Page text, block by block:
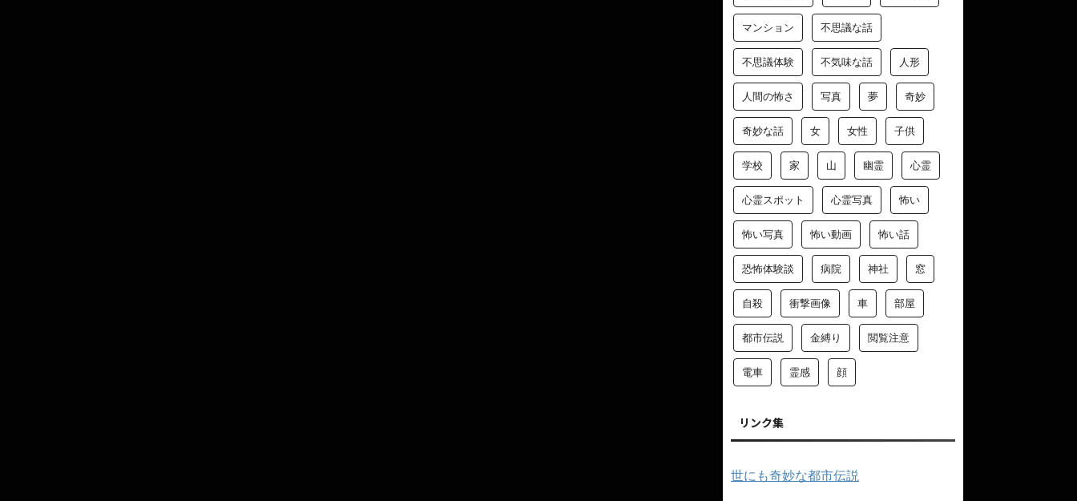
マンション 不思議な話
不思議体験 不気味な話 人形
人間の怖さ 写真 夢 奇妙
奇妙な話 女 女性 子供
学校 家 山 幽霊 心霊
心霊スポット 心霊写真 怖い
怖い写真 怖い動画 怖い話
恐怖体験談 病院 神社 窓
自殺 衝撃画像 車 部屋
都市伝説 金縛り 閲覧注意
電車 霊感 顔
リンク集
世にも奇妙な都市伝説